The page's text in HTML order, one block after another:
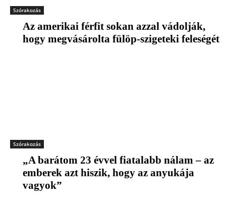
Szórakozás
Az amerikai férfit sokan azzal vádolják,
hogy megvásárolta fülöp-szigeteki feleségét
Szórakozás
„A barátom 23 évvel fiatalabb nálam – az
emberek azt hiszik, hogy az anyukája
vagyok”